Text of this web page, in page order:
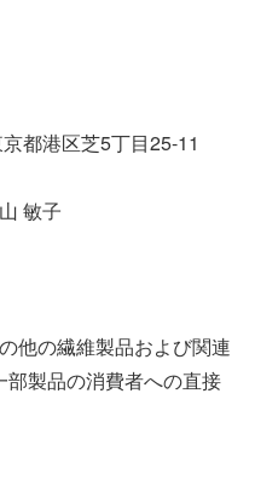
都港区芝5丁目25-11
敏子
他の繊維製品および関連
製品の消費者への直接